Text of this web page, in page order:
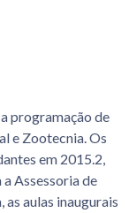
programação de
e Zootecnia. Os
em 2015.2,
Assessoria de
as aulas inaugurais